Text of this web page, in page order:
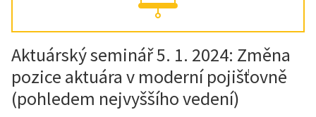
Aktuárský seminář 5. 1. 2024: Změna
pozice aktuára v moderní pojišťovně
(pohledem nejvyššího vedení)